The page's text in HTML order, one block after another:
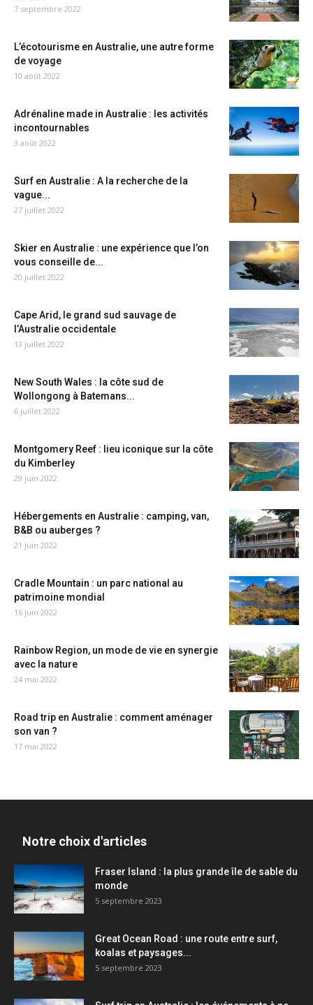
7 septembre 2022
L’écotourisme en Australie, une autre forme
de voyage
10 août 2022
Adrénaline made in Australie : les activités
incontournables
3 août 2022
Surf en Australie : A la recherche de la
vague...
27 juillet 2022
Skier en Australie : une expérience que l’on
vous conseille de...
20 juillet 2022
Cape Arid, le grand sud sauvage de
l’Australie occidentale
13 juillet 2022
New South Wales : la côte sud de
Wollongong à Batemans...
6 juillet 2022
Montgomery Reef : lieu iconique sur la côte
du Kimberley
29 juin 2022
Hébergements en Australie : camping, van,
B&B ou auberges ?
21 juin 2022
Cradle Mountain : un parc national au
patrimoine mondial
16 juin 2022
Rainbow Region, un mode de vie en synergie
avec la nature
24 mai 2022
Road trip en Australie : comment aménager
son van ?
17 mai 2022
Notre choix d'articles
Fraser Island : la plus grande île de sable du
monde
5 septembre 2023
Great Ocean Road : une route entre surf,
koalas et paysages...
5 septembre 2023